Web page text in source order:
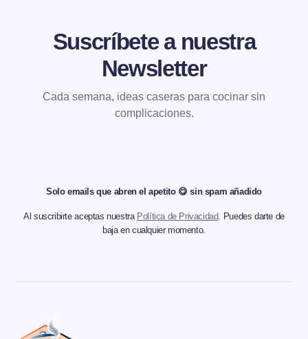
Suscríbete a nuestra
Newsletter
Cada semana, ideas caseras para cocinar sin
complicaciones.
Solo emails que abren el apetito 😋 sin spam añadido
Al suscribirte aceptas nuestra Política de Privacidad. Puedes darte de
baja en cualquier momento.